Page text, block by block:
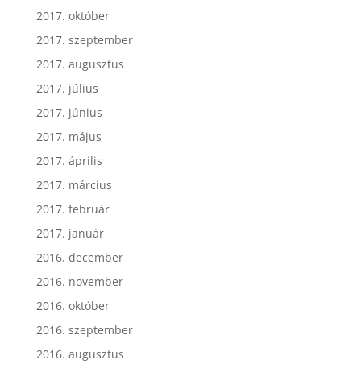
2017. október
2017. szeptember
2017. augusztus
2017. július
2017. június
2017. május
2017. április
2017. március
2017. február
2017. január
2016. december
2016. november
2016. október
2016. szeptember
2016. augusztus